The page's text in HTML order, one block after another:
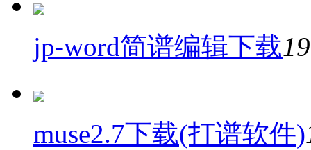
jp-word简谱编辑下载
muse2.7下载(打谱软件)